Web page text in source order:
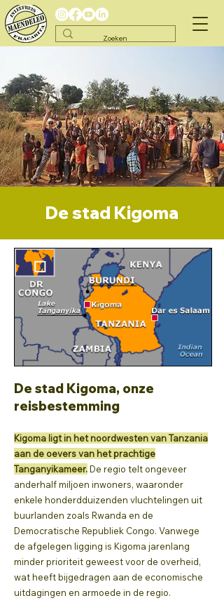
De stad Kigoma
De stad Kigoma, onze
reisbestemming
Kigoma ligt in het noordwesten van Tanzania
aan de oevers van het prachtige
Tanganyikameer.De regio telt ongeveer
anderhalf miljoen inwoners, waaronder
enkele honderdduizenden vluchtelingen uit
buurlanden zoals Rwanda en de
Democratische Republiek Congo. Vanwege
de afgelegen ligging is Kigoma jarenlang
minder prioriteit geweest voor de overheid,
wat heeft bijgedragen aan de economische
uitdagingen en armoede in de regio.